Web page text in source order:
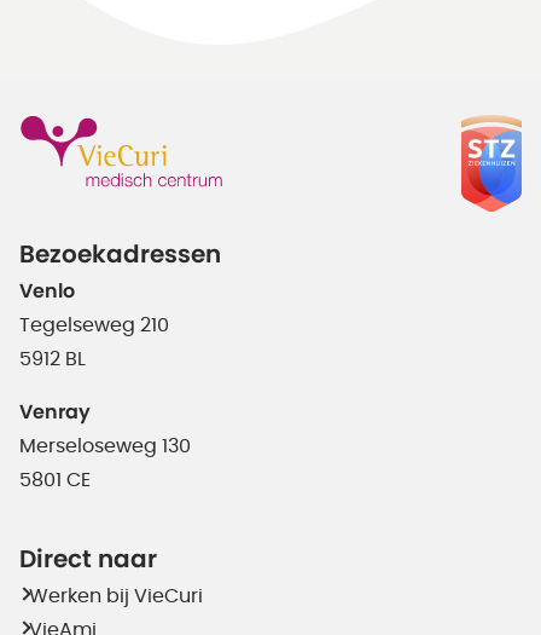
Bezoekadressen
Venlo
Tegelseweg 210
5912 BL
Venray
Merseloseweg 130
5801 CE
Direct naar
Werken bij VieCuri
VieAmi